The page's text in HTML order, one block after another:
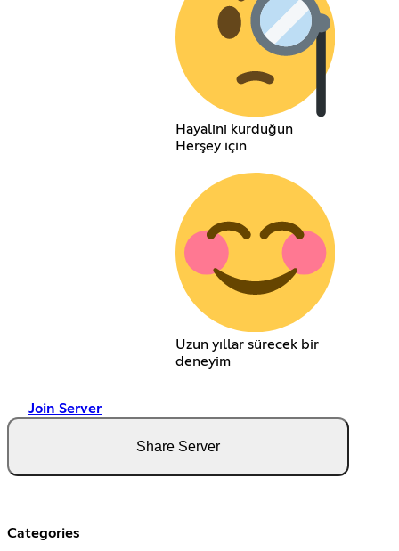
Hayalini kurduğun
Herşey için
Uzun yıllar sürecek bir
deneyim
Join Server
Share Server
Categories